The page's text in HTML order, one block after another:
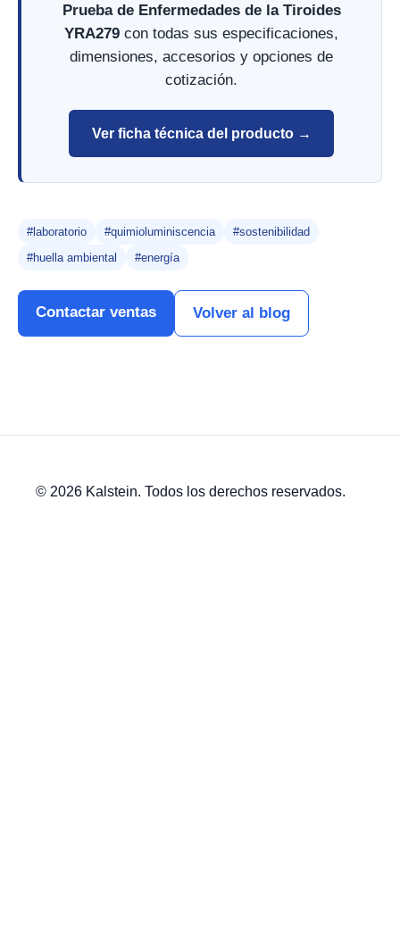
Prueba de Enfermedades de la Tiroides
YRA279 con todas sus especificaciones,
dimensiones, accesorios y opciones de
cotización.
Ver ficha técnica del producto →
#laboratorio #quimioluminiscencia
#sostenibilidad
#huella ambiental
#energía
Contactar ventas Volver al blog
© 2026 Kalstein. Todos los derechos reservados.